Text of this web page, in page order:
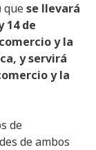
quese llevará
14 de
y la
y servirá
y la
de
de ambos